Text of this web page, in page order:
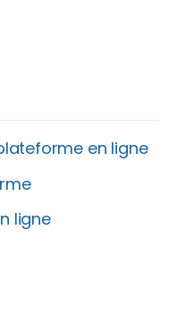
en ligne
ligne